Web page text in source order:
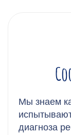
Мы знаем
диагноза